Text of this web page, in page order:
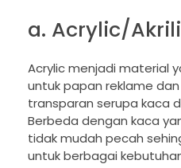
a. Acrylic/
Acrylic menjadi material
untuk papan reklame
transparan serupa kaca
Berbeda dengan kaca
tidak mudah pecah
untuk berbagai